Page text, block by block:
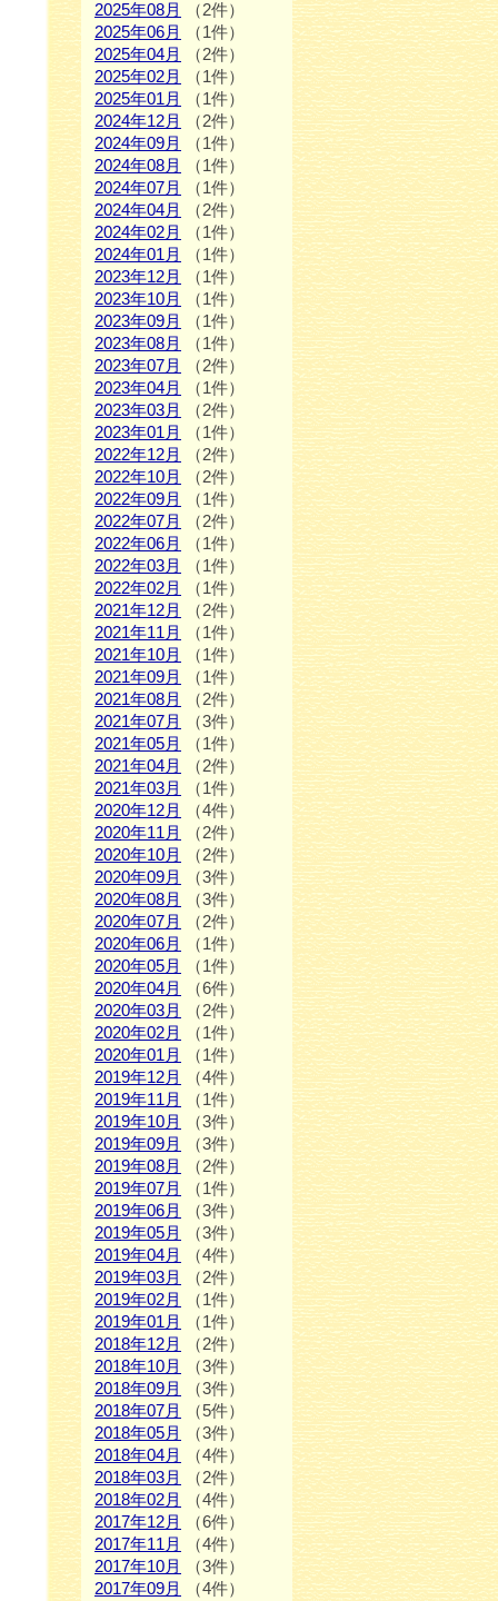
2025年08月
（2件）
2025年06月
（1件）
2025年04月
（2件）
2025年02月
（1件）
2025年01月
（1件）
2024年12月
（2件）
2024年09月
（1件）
2024年08月
（1件）
2024年07月
（1件）
2024年04月
（2件）
2024年02月
（1件）
2024年01月
（1件）
2023年12月
（1件）
2023年10月
（1件）
2023年09月
（1件）
2023年08月
（1件）
2023年07月
（2件）
2023年04月
（1件）
2023年03月
（2件）
2023年01月
（1件）
2022年12月
（2件）
2022年10月
（2件）
2022年09月
（1件）
2022年07月
（2件）
2022年06月
（1件）
2022年03月
（1件）
2022年02月
（1件）
2021年12月
（2件）
2021年11月
（1件）
2021年10月
（1件）
2021年09月
（1件）
2021年08月
（2件）
2021年07月
（3件）
2021年05月
（1件）
2021年04月
（2件）
2021年03月
（1件）
2020年12月
（4件）
2020年11月
（2件）
2020年10月
（2件）
2020年09月
（3件）
2020年08月
（3件）
2020年07月
（2件）
2020年06月
（1件）
2020年05月
（1件）
2020年04月
（6件）
2020年03月
（2件）
2020年02月
（1件）
2020年01月
（1件）
2019年12月
（4件）
2019年11月
（1件）
2019年10月
（3件）
2019年09月
（3件）
2019年08月
（2件）
2019年07月
（1件）
2019年06月
（3件）
2019年05月
（3件）
2019年04月
（4件）
2019年03月
（2件）
2019年02月
（1件）
2019年01月
（1件）
2018年12月
（2件）
2018年10月
（3件）
2018年09月
（3件）
2018年07月
（5件）
2018年05月
（3件）
2018年04月
（4件）
2018年03月
（2件）
2018年02月
（4件）
2017年12月
（6件）
2017年11月
（4件）
2017年10月
（3件）
2017年09月
（4件）